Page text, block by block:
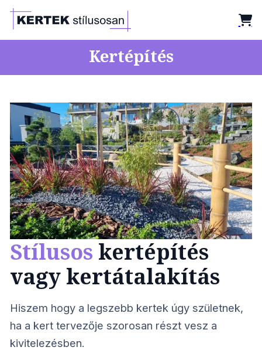
Kertépítés
Stílusos kertépítés
vagy kertátalakítás
Hiszem hogy a legszebb kertek úgy születnek,
ha a kert tervezője szorosan részt vesz a
kivitelezésben.